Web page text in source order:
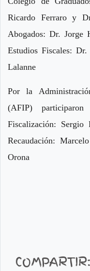
Ricardo Ferraro y
Abogados: Dr. Jorge
Estudios Fiscales:
Lalanne
Por la
(AFIP)
Fiscalización: Sergio
Recaudación:
Orona
COMPARTIR: